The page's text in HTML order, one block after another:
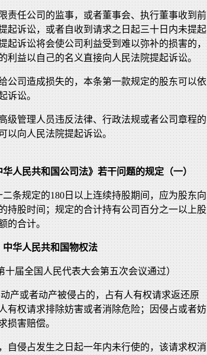
责任公司的监事，或者董事会、执行董事收到前
起诉讼，或者自收到请求之日起三十日内未提起
起诉讼将会使公司利益受到难以弥补的损害的，
利益以自己的名义直接向人民法院提起诉讼。
公司造成损失的，本条第一款规定的股东可以依
诉讼。
管理人员违反法律、行政法规或者公司章程的
以向人民法院提起诉讼。
人民共和国公司法》若干问题的规定（一）
条规定的180日以上连续持股期间，应为股东向
持股时间；规定的合计持有公司百分之一以上股
的合计。
中华人民共和国物权法
十届全国人民代表大会第五次会议通过）
产或者动产被侵占的，占有人有权请求返还原
有权请求排除妨害或者消除危险；因侵占或者妨
损害赔偿。
自侵占发生之日起一年内未行使的，该请求权消